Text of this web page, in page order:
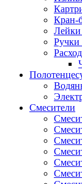
Кран-
Лейки
Ручки
Смесители